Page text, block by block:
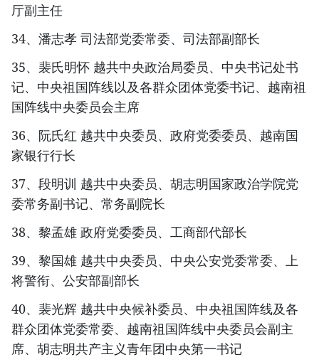
厅副主任
34、潘志孝 司法部党委常委、司法部副部长
35、裴氏明怀 越共中央政治局委员、中央书记处书
记、中央祖国阵线以及各群众团体党委书记、越南祖
国阵线中央委员会主席
36、阮氏红 越共中央委员、政府党委委员、越南国
家银行行长
37、段明训 越共中央委员、胡志明国家政治学院党
委常务副书记、常务副院长
38、黎孟雄 政府党委委员、工商部代部长
39、黎国雄 越共中央委员、中央公安党委常委、上
将警衔、公安部副部长
40、裴光辉 越共中央候补委员、中央祖国阵线及各
群众团体党委常委、越南祖国阵线中央委员会副主
席、胡志明共产主义青年团中央第一书记